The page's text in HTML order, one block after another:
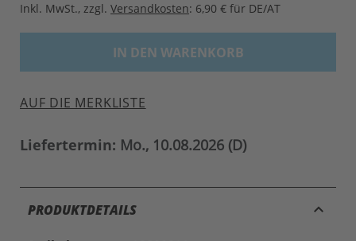
Inkl. MwSt., zzgl. Versandkosten: 6,90 € für DE/AT
IN DEN WARENKORB
AUF DIE MERKLISTE
Liefertermin: Mo., 10.08.2026 (D)
PRODUKTDETAILS keyboard_arrow_up